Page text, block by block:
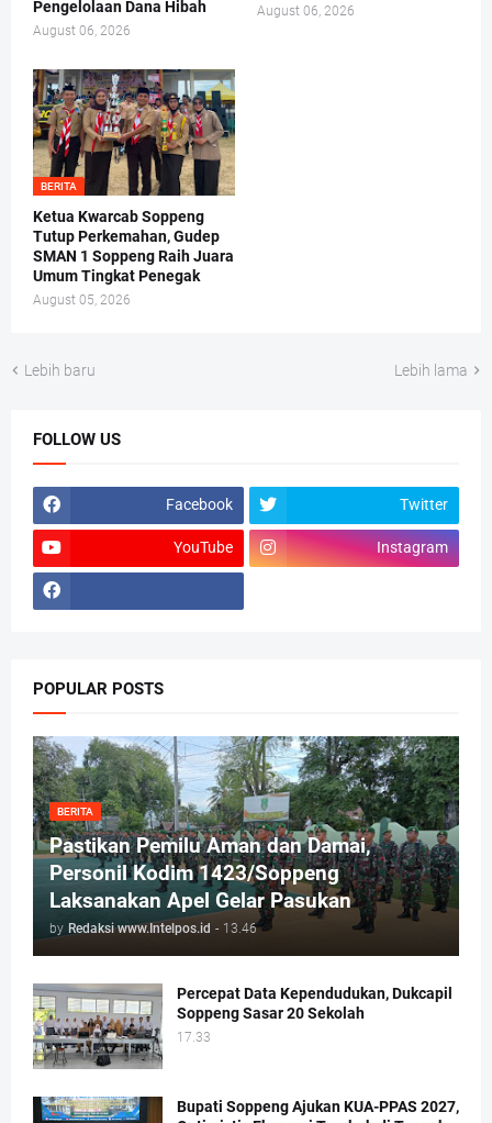
Pengelolaan Dana Hibah
August 06, 2026
August 06, 2026
BERITA
Ketua Kwarcab Soppeng
Tutup Perkemahan, Gudep
SMAN 1 Soppeng Raih Juara
Umum Tingkat Penegak
August 05, 2026
Lebih baru Lebih lama
FOLLOW US
Facebook Twitter
YouTube Instagram
POPULAR POSTS
BERITA
Pastikan Pemilu Aman dan Damai,
Personil Kodim 1423/Soppeng
Laksanakan Apel Gelar Pasukan
by Redaksi www.Intelpos.id - 13.46
Percepat Data Kependudukan, Dukcapil
Soppeng Sasar 20 Sekolah
17.33
Bupati Soppeng Ajukan KUA-PPAS 2027,